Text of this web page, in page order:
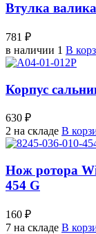
Втулка
781 ₽
в наличии 1 В
Корпус
630 ₽
2 на складе В
Нож ротора
454 G
160 ₽
7 на складе В